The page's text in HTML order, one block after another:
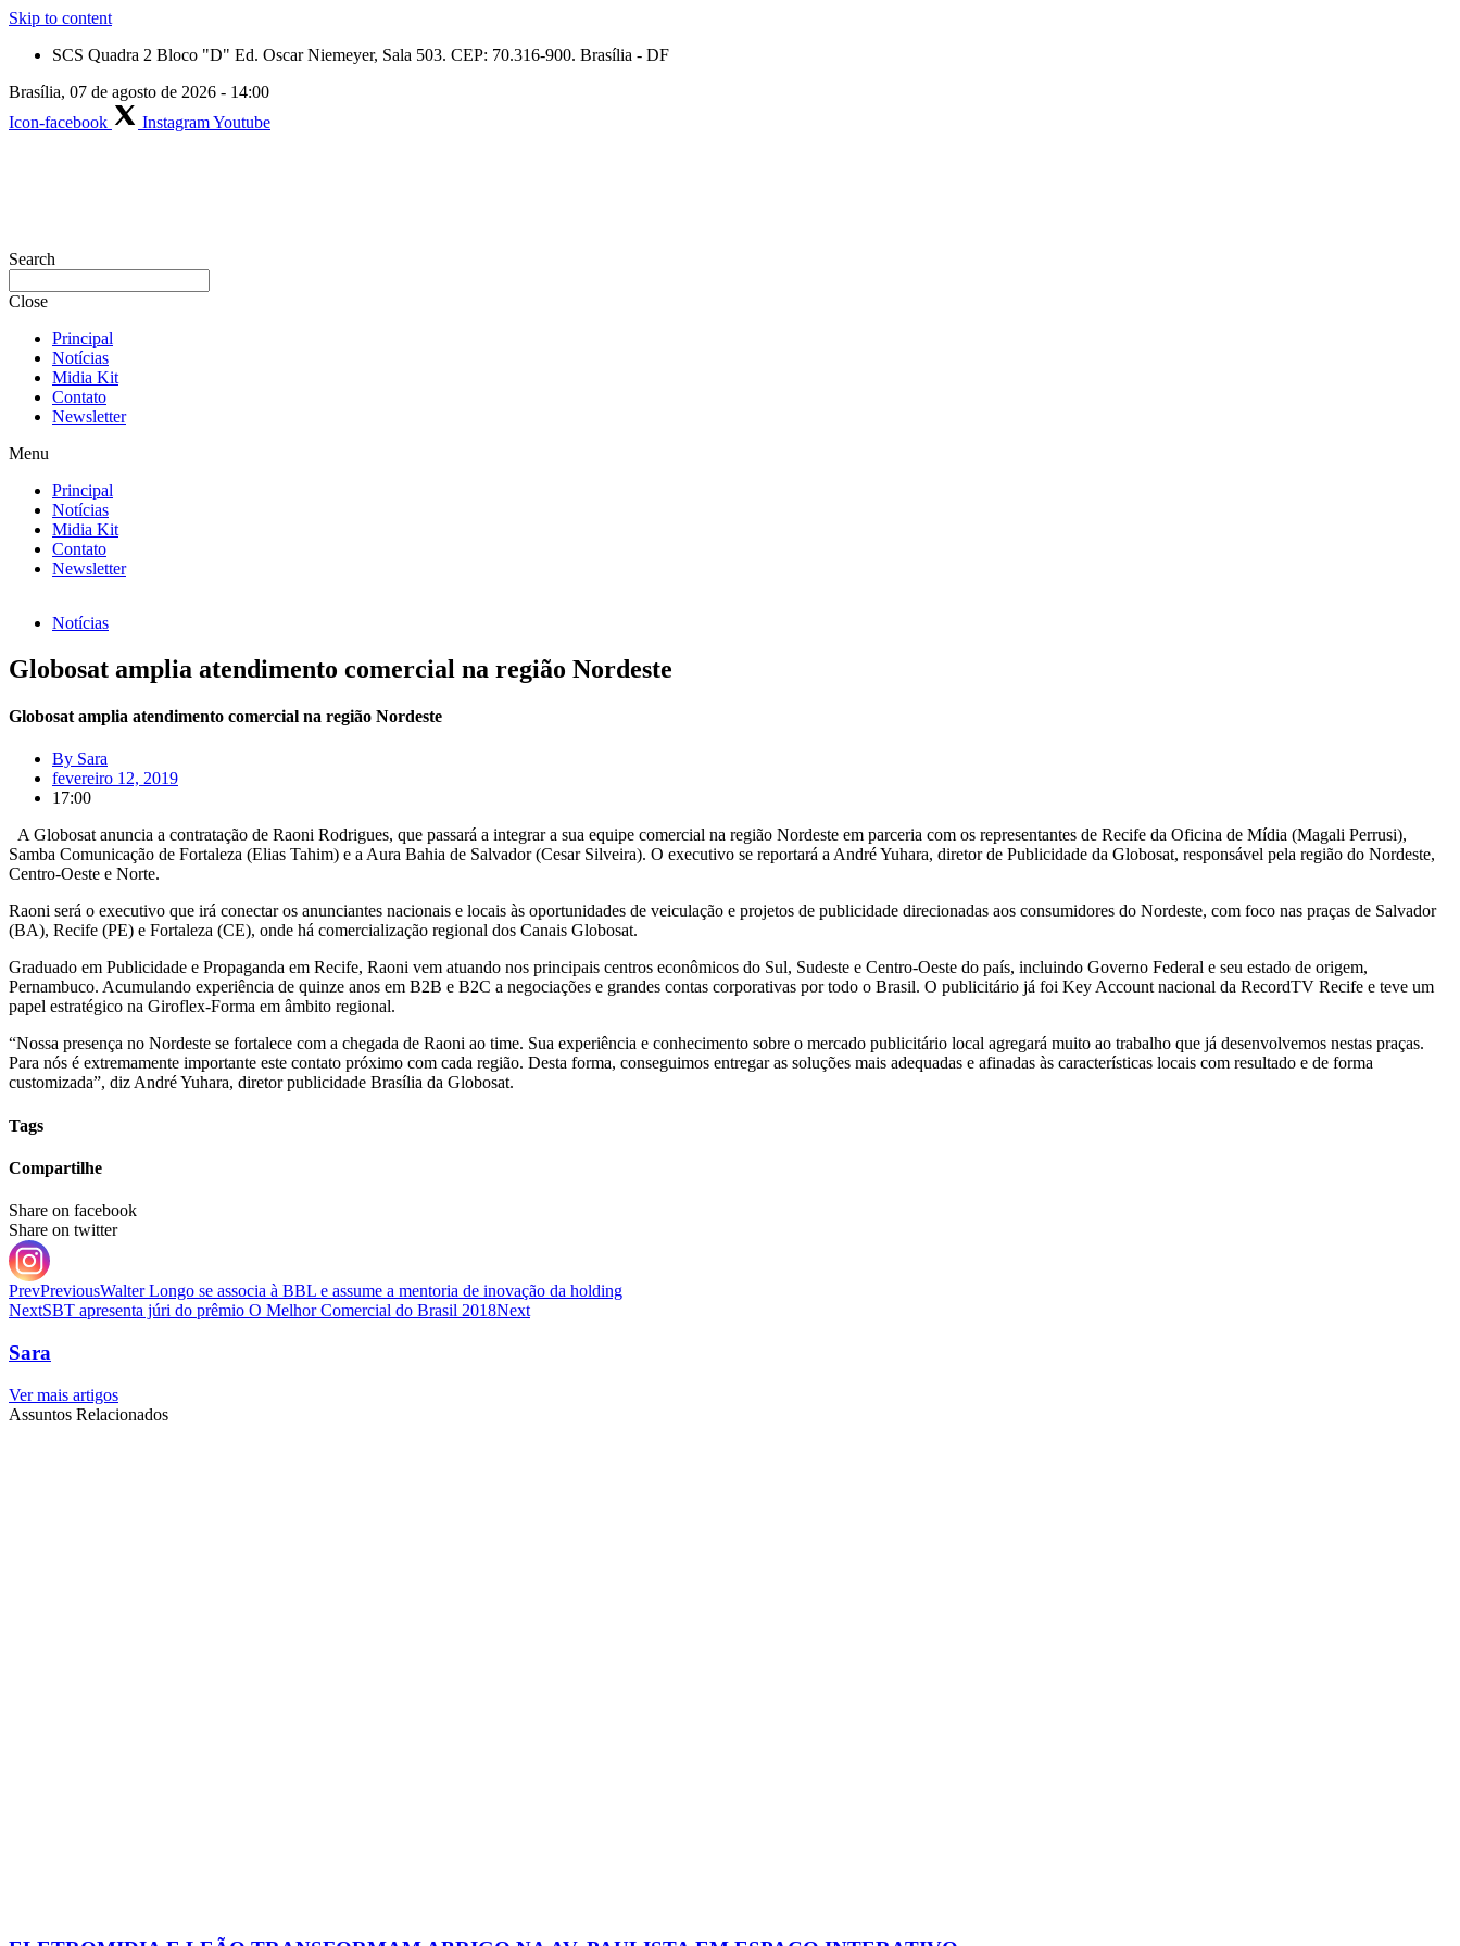
Skip to content
SCS Quadra 2 Bloco "D" Ed. Oscar Niemeyer, Sala 503. CEP: 70.316-900. Brasília - DF
Brasília, 07 de agosto de 2026 - 14:00
Icon-facebook
InstagramYoutube
Search
Close
Principal
Notícias
Midia Kit
Contato
Newsletter
Menu
Principal
Notícias
Midia Kit
Contato
Newsletter
Notícias
Globosat amplia atendimento comercial na região Nordeste
Globosat amplia atendimento comercial na região Nordeste
By Sara
fevereiro 12, 2019
17:00
A Globosat anuncia a contratação de Raoni Rodrigues, que passará a integrar a sua equipe comercial na região Nordeste em parceria com os representantes de Recife da Oficina de Mídia (Magali Perrusi),
Samba Comunicação de Fortaleza (Elias Tahim) e a Aura Bahia de Salvador (Cesar Silveira). O executivo se reportará a André Yuhara, diretor de Publicidade da Globosat, responsável pela região do Nordeste,
Centro-Oeste e Norte.
Raoni será o executivo que irá conectar os anunciantes nacionais e locais às oportunidades de veiculação e projetos de publicidade direcionadas aos consumidores do Nordeste, com foco nas praças de Salvador
(BA), Recife (PE) e Fortaleza (CE), onde há comercialização regional dos Canais Globosat.
Graduado em Publicidade e Propaganda em Recife, Raoni vem atuando nos principais centros econômicos do Sul, Sudeste e Centro-Oeste do país, incluindo Governo Federal e seu estado de origem,
Pernambuco. Acumulando experiência de quinze anos em B2B e B2C a negociações e grandes contas corporativas por todo o Brasil. O publicitário já foi Key Account nacional da RecordTV Recife e teve um
papel estratégico na Giroflex-Forma em âmbito regional.
“Nossa presença no Nordeste se fortalece com a chegada de Raoni ao time. Sua experiência e conhecimento sobre o mercado publicitário local agregará muito ao trabalho que já desenvolvemos nestas praças.
Para nós é extremamente importante este contato próximo com cada região. Desta forma, conseguimos entregar as soluções mais adequadas e afinadas às características locais com resultado e de forma
customizada”, diz André Yuhara, diretor publicidade Brasília da Globosat.
Tags
Compartilhe
Share on facebook
Share on twitter
PrevPreviousWalter Longo se associa à BBL e assume a mentoria de inovação da holding
NextSBT apresenta júri do prêmio O Melhor Comercial do Brasil 2018Next
Sara
Ver mais artigos
Assuntos Relacionados